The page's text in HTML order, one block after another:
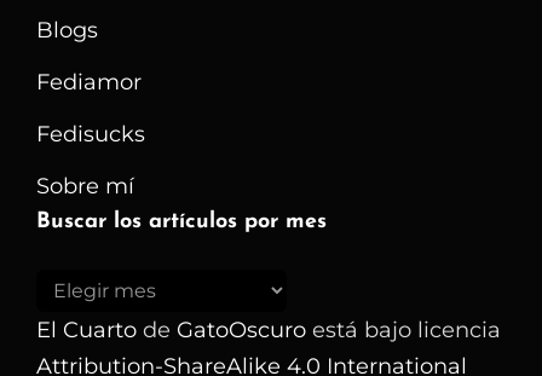
Blogs
Fediamor
Fedisucks
Sobre mí
Buscar los artículos por mes
Buscar
los
artículos
El Cuarto de GatoOscuro está bajo licencia
Attribution-ShareAlike 4.0 International